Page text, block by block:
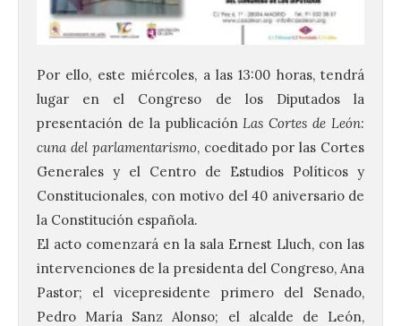
Por ello, este miércoles, a las 13:00 horas, tendrá
lugar en el Congreso de los Diputados la
presentación de la publicación Las Cortes de León:
cuna del parlamentarismo, coeditado por las Cortes
Generales y el Centro de Estudios Políticos y
Constitucionales, con motivo del 40 aniversario de
la Constitución española.
El acto comenzará en la sala Ernest Lluch, con las
intervenciones de la presidenta del Congreso, Ana
Pastor; el vicepresidente primero del Senado,
Pedro María Sanz Alonso; el alcalde de León,